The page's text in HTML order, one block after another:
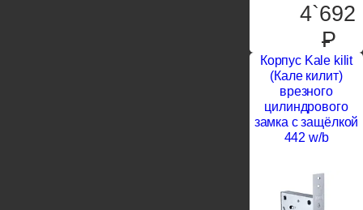
4`692
P
Корпус Kale kilit
(Кале килит)
врезного
цилиндрового
замка с защёлкой
442 w/b